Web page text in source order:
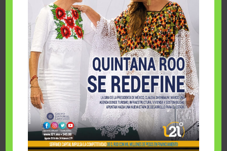
Fairmont Mayakoba y Make-A-Wish México unieron
esfuerzos para hacer realidad el deseo de una …